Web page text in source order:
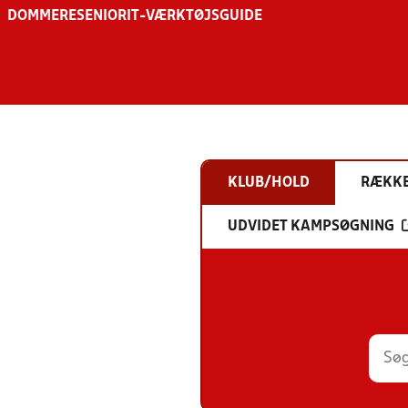
DOMMERESENIOR IT-VÆRKTØJSGUIDE
KLUB/HOLD
UDVIDET KAMPSØGNING